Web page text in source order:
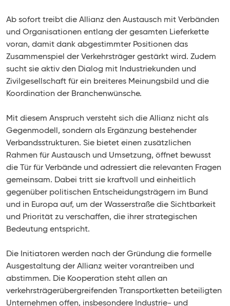
Ab sofort treibt die Allianz den Austausch mit Verbänden
und Organisationen entlang der gesamten Lieferkette
voran, damit dank abgestimmter Positionen das
Zusammenspiel der Verkehrsträger gestärkt wird. Zudem
sucht sie aktiv den Dialog mit Industriekunden und
Zivilgesellschaft für ein breiteres Meinungsbild und die
Koordination der Branchenwünsche.
Mit diesem Anspruch versteht sich die Allianz nicht als
Gegenmodell, sondern als Ergänzung bestehender
Verbandsstrukturen. Sie bietet einen zusätzlichen
Rahmen für Austausch und Umsetzung, öffnet bewusst
die Tür für Verbände und adressiert die relevanten Fragen
gemeinsam. Dabei tritt sie kraftvoll und einheitlich
gegenüber politischen Entscheidungsträgern im Bund
und in Europa auf, um der Wasserstraße die Sichtbarkeit
und Priorität zu verschaffen, die ihrer strategischen
Bedeutung entspricht.
Die Initiatoren werden nach der Gründung die formelle
Ausgestaltung der Allianz weiter vorantreiben und
abstimmen. Die Kooperation steht allen an
verkehrsträgerübergreifenden Transportketten beteiligten
Unternehmen offen, insbesondere Industrie- und